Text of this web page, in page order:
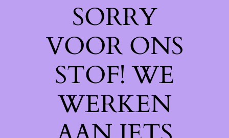
SORRY
VOOR ONS
STOF! WE
WERKEN